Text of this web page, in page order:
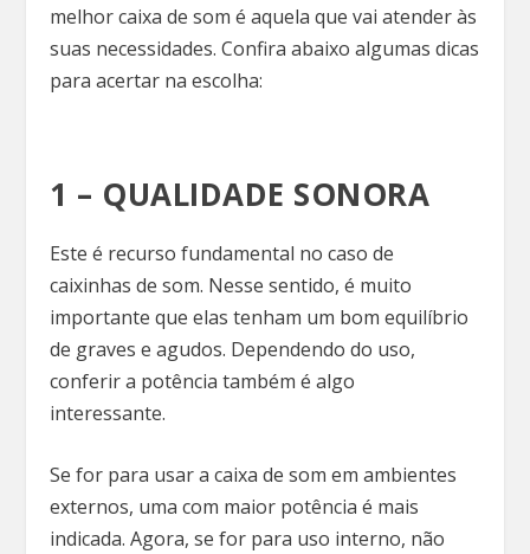
melhor caixa de som é aquela que vai atender às
suas necessidades. Confira abaixo algumas dicas
para acertar na escolha:
1 – QUALIDADE SONORA
Este é recurso fundamental no caso de
caixinhas de som. Nesse sentido, é muito
importante que elas tenham um bom equilíbrio
de graves e agudos. Dependendo do uso,
conferir a potência também é algo
interessante.
Se for para usar a caixa de som em ambientes
externos, uma com maior potência é mais
indicada. Agora, se for para uso interno, não